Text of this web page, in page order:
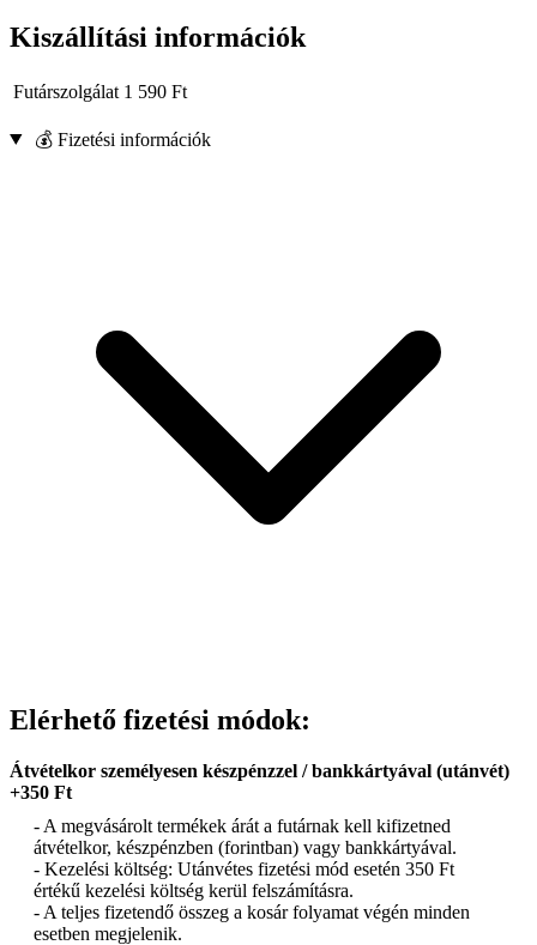
Kiszállítási információk
Futárszolgálat 1 590 Ft
💰 Fizetési információk
Elérhető fizetési módok:
Átvételkor személyesen készpénzzel / bankkártyával (utánvét)
+350 Ft
- A megvásárolt termékek árát a futárnak kell kifizetned
átvételkor, készpénzben (forintban) vagy bankkártyával.
- Kezelési költség: Utánvétes fizetési mód esetén 350 Ft
értékű kezelési költség kerül felszámításra.
- A teljes fizetendő összeg a kosár folyamat végén minden
esetben megjelenik.